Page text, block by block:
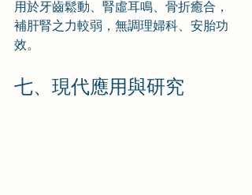
用於牙齒鬆動、腎虛耳鳴、骨折癒合，
補肝腎之力較弱，無調理婦科、安胎功
效。
七、現代應用與研究